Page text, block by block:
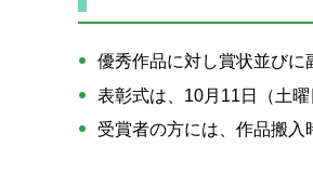
優秀作品に対し賞状並びに
表彰式は、10月11日（土
受賞者の方には、作品搬入